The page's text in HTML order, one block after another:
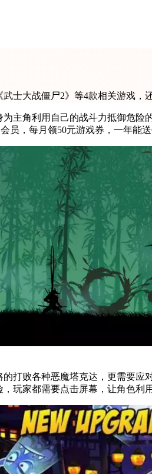
士大战僵尸2》等4款相关游戏，
主角利用自己的战斗力抵御危
打败各种恶魔塔克达，更需要